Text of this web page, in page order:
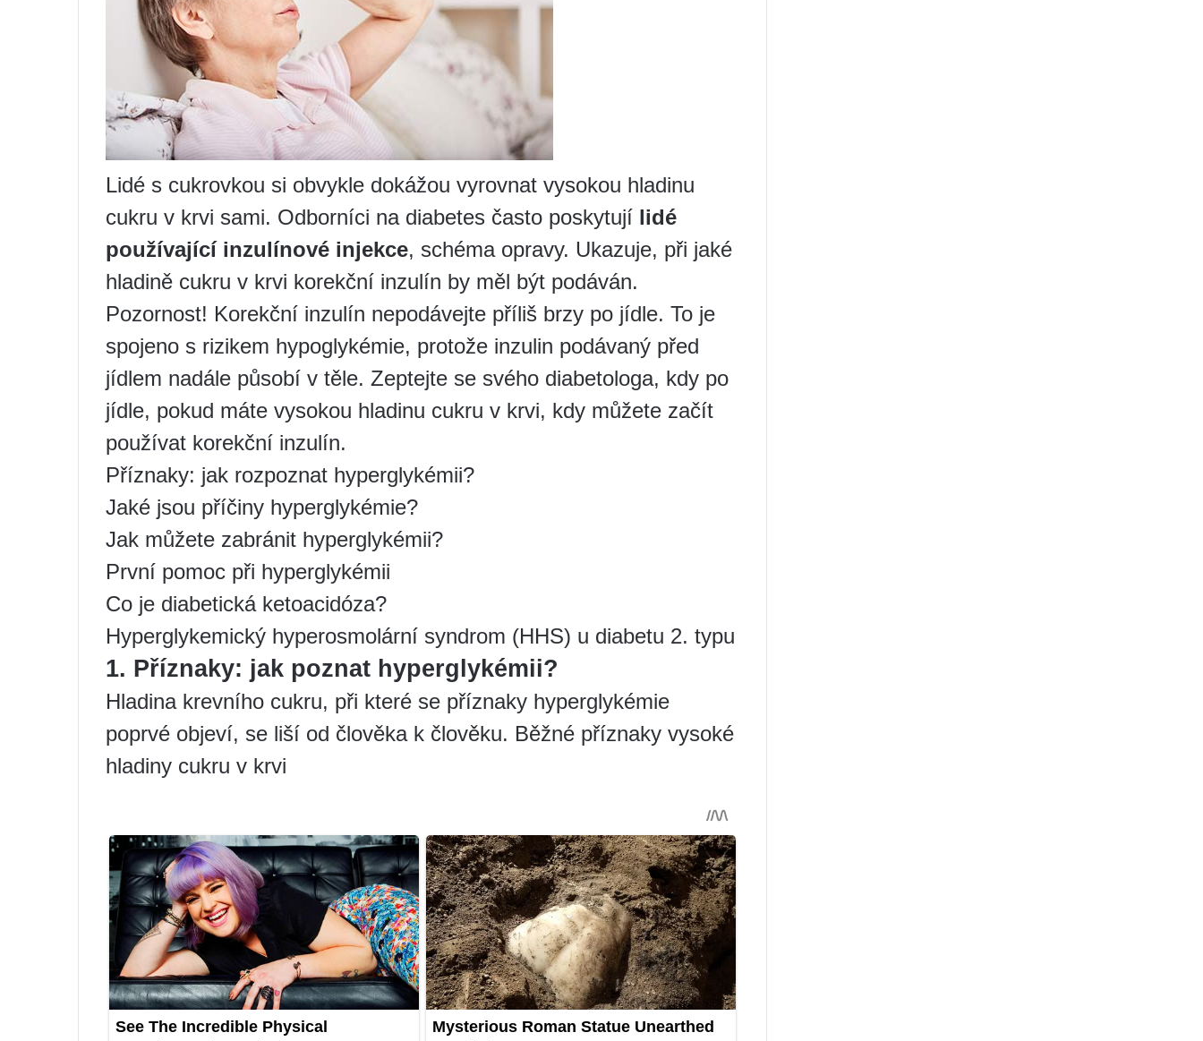
Lidé s cukrovkou si obvykle dokážou vyrovnat vysokou hladinu
cukru v krvi sami. Odborníci na diabetes často poskytují lidé
používající inzulínové injekce, schéma opravy. Ukazuje, při jaké
hladině cukru v krvi korekční inzulín by měl být podáván.
Pozornost! Korekční inzulín nepodávejte příliš brzy po jídle. To je
spojeno s rizikem hypoglykémie, protože inzulin podávaný před
jídlem nadále působí v těle. Zeptejte se svého diabetologa, kdy po
jídle, pokud máte vysokou hladinu cukru v krvi, kdy můžete začít
používat korekční inzulín.
Příznaky: jak rozpoznat hyperglykémii?
Jaké jsou příčiny hyperglykémie?
Jak můžete zabránit hyperglykémii?
První pomoc při hyperglykémii
Co je diabetická ketoacidóza?
Hyperglykemický hyperosmolární syndrom (HHS) u diabetu 2. typu
1. Příznaky: jak poznat hyperglykémii?
Hladina krevního cukru, při které se příznaky hyperglykémie
poprvé objeví, se liší od člověka k člověku. Běžné příznaky vysoké
hladiny cukru v krvi